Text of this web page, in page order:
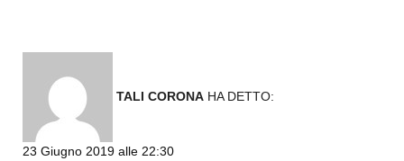
TALI CORONA HA DETTO:
23 Giugno 2019 alle 22:30